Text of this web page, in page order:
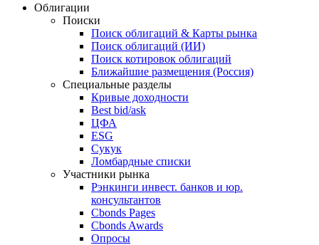
Облигации
Поиски
Поиск облигаций & Карты рынка
Поиск облигаций (ИИ)
Поиск котировок облигаций
Ближайшие размещения (Россия)
Специальные разделы
Кривые доходности
Best bid/ask
ЦФА
ESG
Сукук
Ломбардные списки
Участники рынка
Рэнкинги инвест. банков и юр.
консультантов
Cbonds Pages
Cbonds Awards
Опросы